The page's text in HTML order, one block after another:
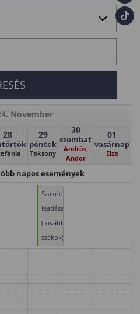
November
28 29
péntek
Taksony
30
szombat
András,
Andor
01
vasárnap
Elza
napos események
Szakdolgozatok
leadása
(továbbképzési
szakok)